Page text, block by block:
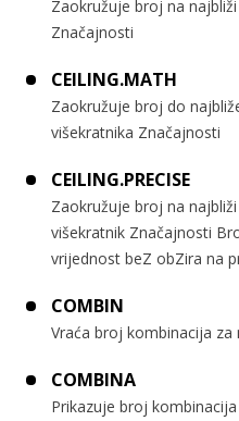
Zaokružuje broj na
Značajnosti
CEILING.MATH
Zaokružuje broj do
višekratnika Značajnosti
CEILING.PRECISE
Zaokružuje broj na
višekratnik Značajnosti
vrijednost beZ obZira na
COMBIN
Vraća broj kombinacija
COMBINA
Prikazuje broj